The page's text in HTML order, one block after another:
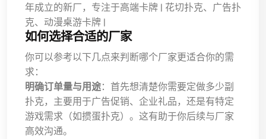
年成立的新厂，专注于高端卡牌 | 花切扑克、广告扑
克、动漫桌游卡牌 |
如何选择合适的厂家
你可以参考以下几点来判断哪个厂家更适合你的需
求：
明确订单量与用途：首先想清楚你需要定做多少副
扑克，主要用于广告促销、企业礼品，还是有特定
游戏需求（如掼蛋扑克）。这有助于你后续与厂家
高效沟通。